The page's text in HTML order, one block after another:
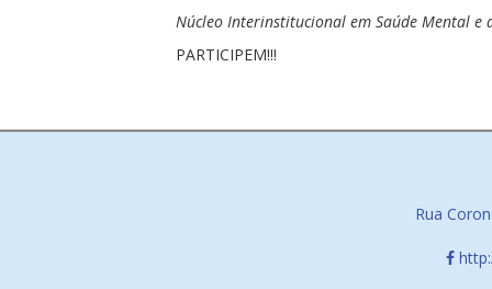
Núcleo Interinstitucional em Saúde Mental
PARTICIPEM!!!
Rua